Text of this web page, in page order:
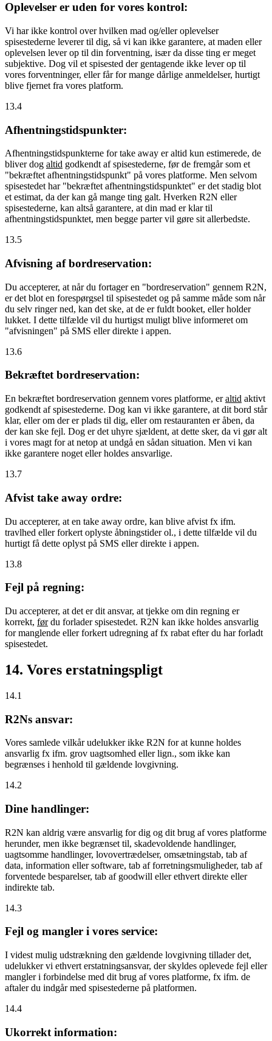
Oplevelser er uden for vores kontrol:
Vi har ikke kontrol over hvilken mad og/eller oplevelser
spisestederne leverer til dig, så vi kan ikke garantere, at maden eller
oplevelsen lever op til din forventning, især da disse ting er meget
subjektive. Dog vil et spisested der gentagende ikke lever op til
vores forventninger, eller får for mange dårlige anmeldelser, hurtigt
blive fjernet fra vores platform.
13.4
Afhentningstidspunkter:
Afhentningstidspunkterne for take away er altid kun estimerede, de
bliver dog altid godkendt af spisestederne, før de fremgår som et
"bekræftet afhentningstidspunkt" på vores platforme. Men selvom
spisestedet har "bekræftet afhentningstidspunktet" er det stadig blot
et estimat, da der kan gå mange ting galt. Hverken R2N eller
spisestederne, kan altså garantere, at din mad er klar til
afhentningstidspunktet, men begge parter vil gøre sit allerbedste.
13.5
Afvisning af bordreservation:
Du accepterer, at når du fortager en "bordreservation" gennem R2N,
er det blot en forespørgsel til spisestedet og på samme måde som når
du selv ringer ned, kan det ske, at de er fuldt booket, eller holder
lukket. I dette tilfælde vil du hurtigst muligt blive informeret om
"afvisningen" på SMS eller direkte i appen.
13.6
Bekræftet bordreservation:
En bekræftet bordreservation gennem vores platforme, eraltid aktivt
godkendt af spisestederne. Dog kan vi ikke garantere, at dit bord står
klar, eller om der er plads til dig, eller om restauranten er åben, da
der kan ske fejl. Dog er det uhyre sjældent, at dette sker, da vi gør alt
i vores magt for at netop at undgå en sådan situation. Men vi kan
ikke garantere noget eller holdes ansvarlige.
13.7
Afvist take away ordre:
Du accepterer, at en take away ordre, kan blive afvist fx ifm.
travlhed eller forkert oplyste åbningstider ol., i dette tilfælde vil du
hurtigt få dette oplyst på SMS eller direkte i appen.
13.8
Fejl på regning:
Du accepterer, at det er dit ansvar, at tjekke om din regning er
korrekt, førdu forlader spisestedet. R2N kan ikke holdes ansvarlig
for manglende eller forkert udregning af fx rabat efter du har forladt
spisestedet.
14. Vores erstatningspligt
14.1
R2Ns ansvar:
Vores samlede vilkår udelukker ikke R2N for at kunne holdes
ansvarlig fx ifm. grov uagtsomhed eller lign., som ikke kan
begrænses i henhold til gældende lovgivning.
14.2
Dine handlinger:
R2N kan aldrig være ansvarlig for dig og dit brug af vores platforme
herunder, men ikke begrænset til, skadevoldende handlinger,
uagtsomme handlinger, lovovertrædelser, omsætningstab, tab af
data, information eller software, tab af forretningsmuligheder, tab af
forventede besparelser, tab af goodwill eller ethvert direkte eller
indirekte tab.
14.3
Fejl og mangler i vores service:
I videst mulig udstrækning den gældende lovgivning tillader det,
udelukker vi ethvert erstatningsansvar, der skyldes oplevede fejl eller
mangler i forbindelse med dit brug af vores platforme, fx ifm. de
aftaler du indgår med spisestederne på platformen.
14.4
Ukorrekt information: